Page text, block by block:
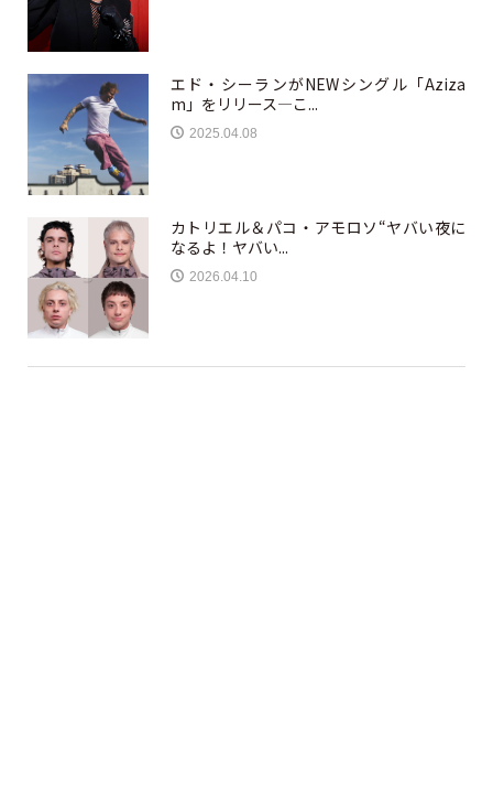
エド・シーランがNEWシングル「Aziza
m」をリリース—こ...
2025.04.08
カトリエル＆パコ・アモロソ“ヤバい夜に
なるよ！ヤバい...
2026.04.10